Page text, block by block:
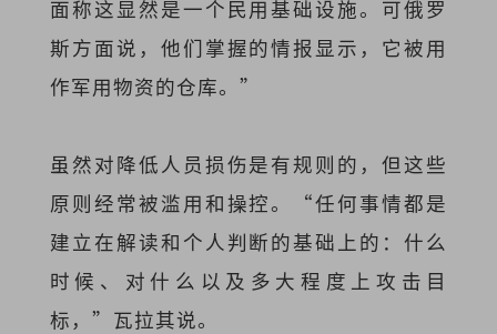
面称这显然是一个民用基础设施。可俄罗
斯方面说，他们掌握的情报显示，它被用
作军用物资的仓库。”
虽然对降低人员损伤是有规则的，但这些
原则经常被滥用和操控。“任何事情都是
建立在解读和个人判断的基础上的：什么
时候、对什么以及多大程度上攻击目
标，”瓦拉其说。